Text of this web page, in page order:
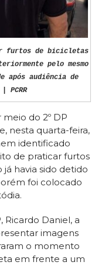
furtos de bicicletas
pelo mesmo
após audiência de
PCRR
meio do 2º DP
nesta quarta-feira,
identificado
de praticar furtos
havia sido detido
foi colocado
Ricardo Daniel, a
imagens
o momento
em frente a um